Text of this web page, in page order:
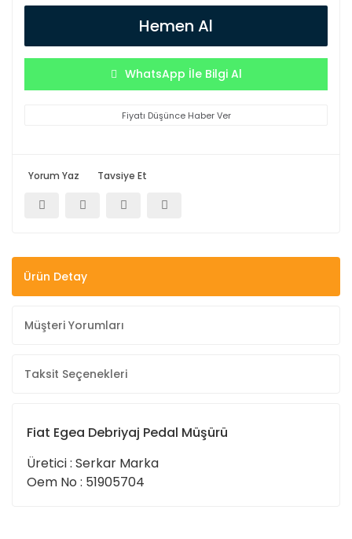
Hemen Al
WhatsApp İle Bilgi Al
Fiyatı Düşünce Haber Ver
Yorum Yaz Tavsiye Et
Ürün Detay
Müşteri Yorumları
Taksit Seçenekleri
Fiat Egea Debriyaj Pedal Müşürü
Üretici : Serkar Marka
Oem No : 51905704